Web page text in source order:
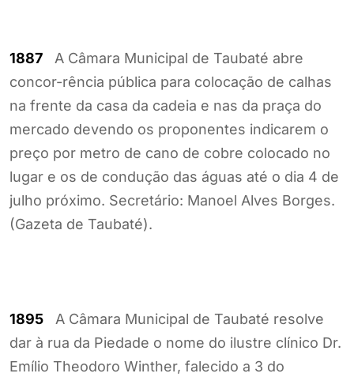
1887 A Câmara Municipal de Taubaté abre
concor-rência pública para colocação de calhas
na frente da casa da cadeia e nas da praça do
mercado devendo os proponentes indicarem o
preço por metro de cano de cobre colocado no
lugar e os de condução das águas até o dia 4 de
julho próximo. Secretário: Manoel Alves Borges.
(Gazeta de Taubaté).
1895 A Câmara Municipal de Taubaté resolve
dar à rua da Piedade o nome do ilustre clínico Dr.
Emílio Theodoro Winther, falecido a 3 do